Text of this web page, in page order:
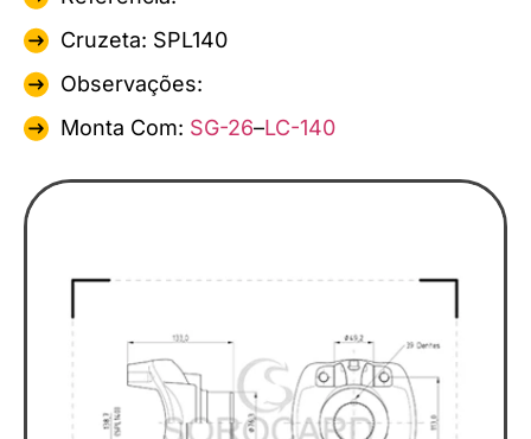
Cruzeta: SPL140
Observações:
Monta Com: SG-26–LC-140